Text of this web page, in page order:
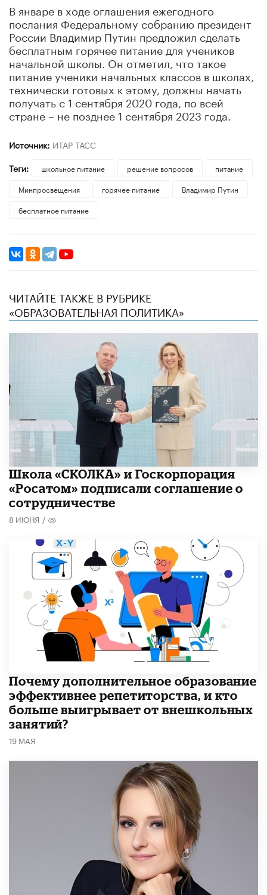
В январе в ходе оглашения ежегодного
послания Федеральному собранию президент
России Владимир Путин предложил сделать
бесплатным горячее питание для учеников
начальной школы. Он отметил, что такое
питание ученики начальных классов в школах,
технически готовых к этому, должны начать
получать с 1 сентября 2020 года, по всей
стране – не позднее 1 сентября 2023 года.
Источник: ИТАР ТАСС
Теги:
школьное питание решение вопросов
питание
Минпросвещения
горячее питание
Владимир Путин
бесплатное питание
ЧИТАЙТЕ ТАКЖЕ В РУБРИКЕ
«ОБРАЗОВАТЕЛЬНАЯ ПОЛИТИКА»
Школа «СКОЛКА» и Госкорпорация
«Росатом» подписали соглашение о
сотрудничестве
8 ИЮНЯ /
​Почему дополнительное образование
эффективнее репетиторства, и кто
больше выигрывает от внешкольных
занятий?
19 МАЯ